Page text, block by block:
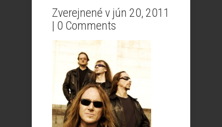
Zverejnené v jún 20, 2011
| 0 Comments